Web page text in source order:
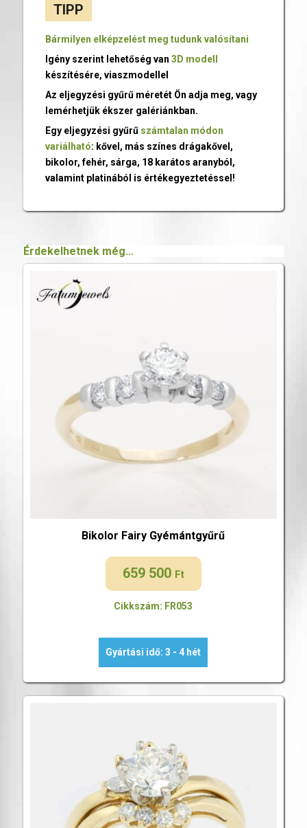
TIPP
Bármilyen elképzelést meg tudunk valósítani
Igény szerint lehetőség van 3D modell
készítésére, viaszmodellel
Az eljegyzési gyűrű méretét Ön adja meg, vagy
lemérhetjük ékszer galériánkban.
Egy eljegyzési gyűrű számtalan módon
variálható: kővel, más színes drágakővel,
bikolor, fehér, sárga, 18 karátos aranyból,
valamint platinából is értékegyeztetéssel!
Érdekelhetnek még…
Bikolor Fairy Gyémántgyűrű
659 500 Ft
Cikkszám: FR053
Gyártási idő: 3 - 4 hét